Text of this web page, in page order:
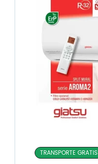
TRANSPORTE GRATIS